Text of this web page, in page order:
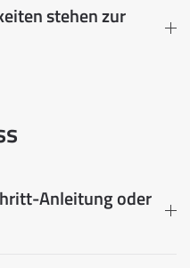
stehen zur
Anleitung oder